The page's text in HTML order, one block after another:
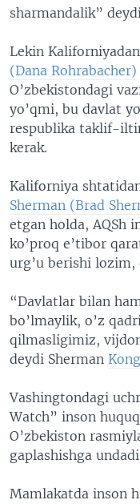
sharmandalik”
Lekin
(Dana Rohrabacher)
O’zbekistondagi
yo’qmi, bu davlat
respublika taklif-
kerak.
Kaliforniya
Sherman (Brad
etgan holda, AQSh
ko’proq e’tibor
urg’u berishi lozim,
“Davlatlar bilan
bo’lmaylik, o’z
qilmasligimiz,
deydi Sherman
Vashingtondagi
Watch” inson
O’zbekiston
gaplashishga
Mamlakatda inson